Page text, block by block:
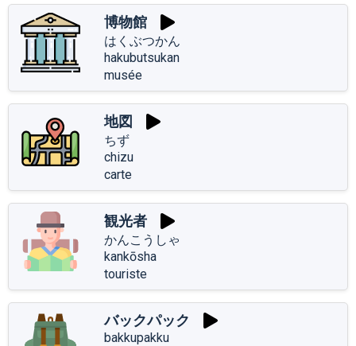
博物館
はくぶつかん
hakubutsukan
musée
地図
ちず
chizu
carte
観光者
かんこうしゃ
kankōsha
touriste
バックパック
bakkupakku